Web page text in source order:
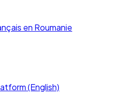
en Roumanie
(English)